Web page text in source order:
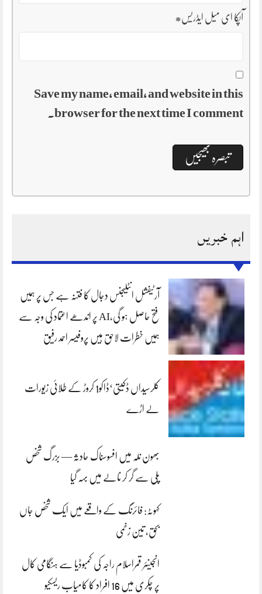
آپکا ای میل ایڈریس*
Save my name, email, and website in this
browser for the next time I comment.
اہم خبریں
آرٹیفشل انٹلیجنس دجال کا فتنہ ہے جس پر ہمیں
فتح حاصل ہو گی،AI پر اندھے اعتماد کی وجہ سے
ہمیں خطرات لاحق ہیں پروفیسر احمد رفیق
کلرسیداں ڈکیتی‘ڈاکو1 کروڑ کے طلائی زیورات
لے اڑے
بھون نلہ میں افسوسناک حادثہ — بزرگ شخص
پلی سے گر کر نالے میں بہہ گیا
کہوٹہ: فائرنگ کے واقعے میں ایک شخص جاں
بحق، تین زخمی
انجینئر قمراسلام راجہ کی کمبوڈیا سے ہنگامی کال
پر چکری میں 16 افراد کا کامیاب ریسکیو